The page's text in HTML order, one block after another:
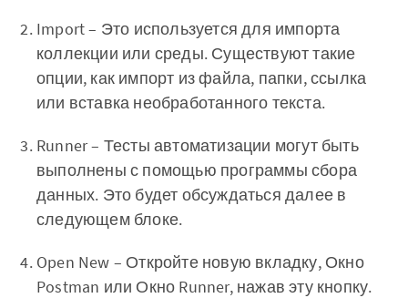
Import – Это используется для импорта
коллекции или среды. Существуют такие
опции, как импорт из файла, папки, ссылка
или вставка необработанного текста.
Runner – Тесты автоматизации могут быть
выполнены с помощью программы сбора
данных. Это будет обсуждаться далее в
следующем блоке.
Open New – Откройте новую вкладку, Окно
Postman или Окно Runner, нажав эту кнопку.